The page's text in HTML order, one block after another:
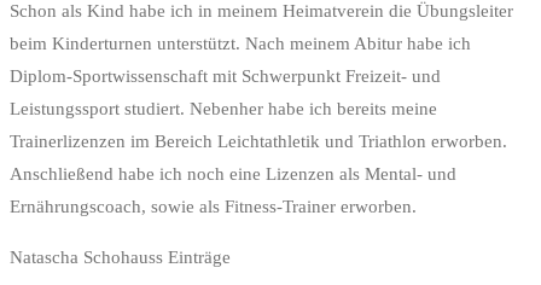
Schon als Kind habe ich in meinem Heimatverein die Übungsleiter
beim Kinderturnen unterstützt. Nach meinem Abitur habe ich
Diplom-Sportwissenschaft mit Schwerpunkt Freizeit- und
Leistungssport studiert. Nebenher habe ich bereits meine
Trainerlizenzen im Bereich Leichtathletik und Triathlon erworben.
Anschließend habe ich noch eine Lizenzen als Mental- und
Ernährungscoach, sowie als Fitness-Trainer erworben.
Natascha Schohauss Einträge